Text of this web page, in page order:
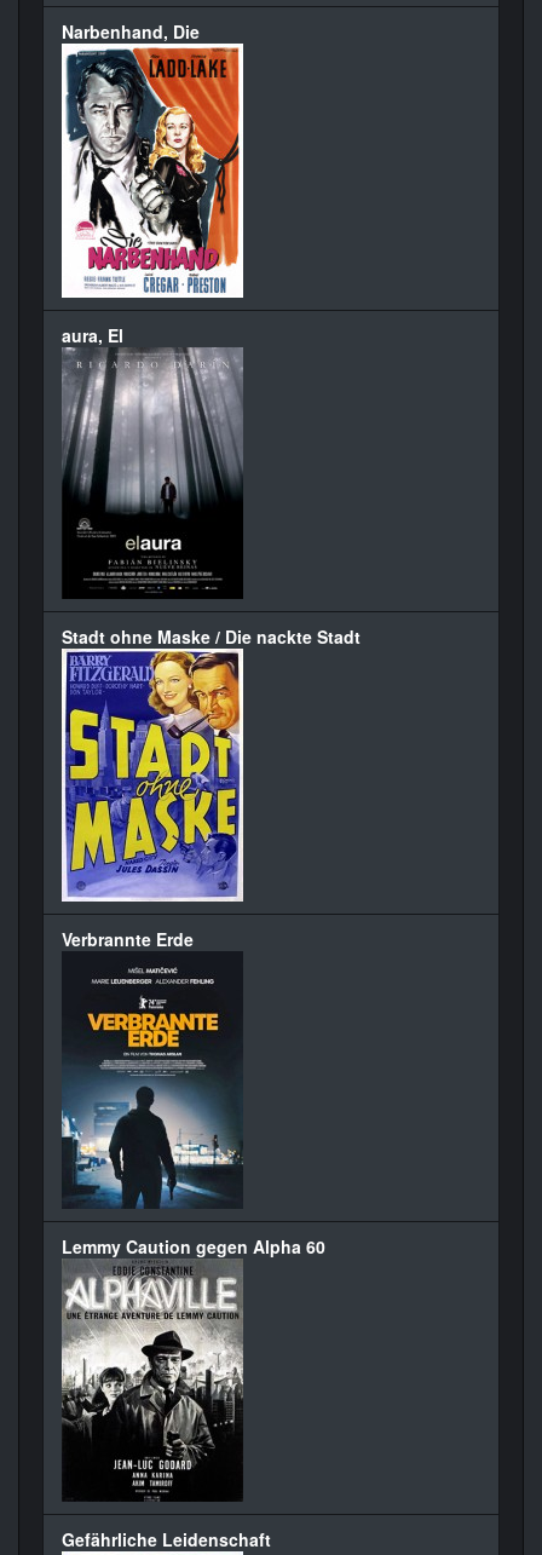
Narbenhand, Die
aura, El
Stadt ohne Maske / Die nackte Stadt
Verbrannte Erde
Lemmy Caution gegen Alpha 60
Gefährliche Leidenschaft